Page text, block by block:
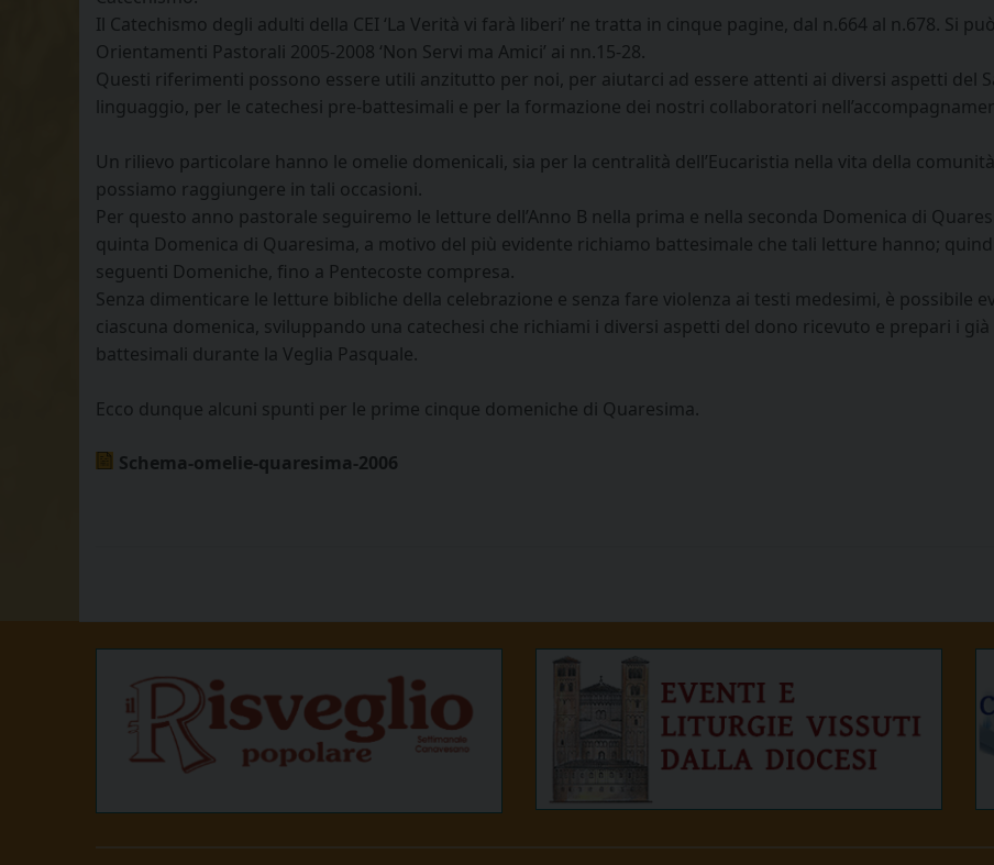
Il Catechismo degli adulti della CEI ‘La Verità vi farà liberi’ ne tratta in cinque pagine, dal n.664 al n.678. Si
Orientamenti Pastorali 2005-2008 ‘Non Servi ma Amici’ ai nn.15-28.
Questi riferimenti possono essere utili anzitutto per noi, per aiutarci ad essere attenti ai diversi aspetti del
linguaggio, per le catechesi pre-battesimali e per la formazione dei nostri collaboratori
Un rilievo particolare hanno le omelie domenicali, sia per la centralità dell’Eucaristia nella vita della
possiamo raggiungere in tali occasioni.
Per questo anno pastorale seguiremo le letture dell’Anno B nella prima e nella seconda Domenica di
quinta Domenica di Quaresima, a motivo del più evidente richiamo battesimale che tali letture hanno;
seguenti Domeniche, fino a Pentecoste compresa.
Senza dimenticare le letture bibliche della celebrazione e senza fare violenza ai testi medesimi, è possibile
ciascuna domenica, sviluppando una catechesi che richiami i diversi aspetti del dono ricevuto e prepari i
battesimali durante la Veglia Pasquale.
Ecco dunque alcuni spunti per le prime cinque domeniche di Quaresima.
Schema-omelie-quaresima-2006
o